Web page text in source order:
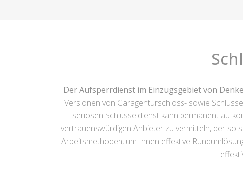
Der Aufsperrdienst im Einzugsgebiet von
Versionen von Garagentürschloss- sowie
seriösen Schlüsseldienst kann permanent
vertrauenswürdigen Anbieter zu vermitteln, der so
Arbeitsmethoden, um Ihnen effektive